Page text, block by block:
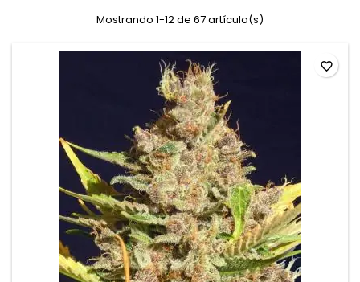
Mostrando 1-12 de 67 artículo(s)
favorite_border